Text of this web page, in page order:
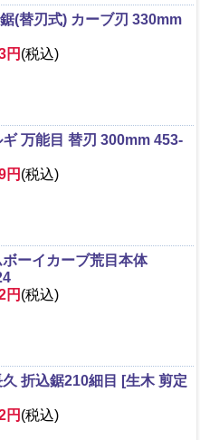
(替刃式) カーブ刃 330mm
円 (税込)
万能目 替刃 300mm 453-
円 (税込)
ーイカーブ荒目本体
円 (税込)
折込鋸210細目 [生木 剪定
円 (税込)